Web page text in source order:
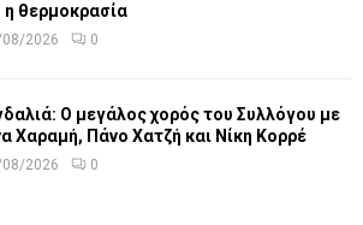
η θερμοκρασία
2026 0
Ο μεγάλος χορός του Συλλόγου με
Χαραμή, Πάνο Χατζή και Νίκη Κορρέ
2026 0